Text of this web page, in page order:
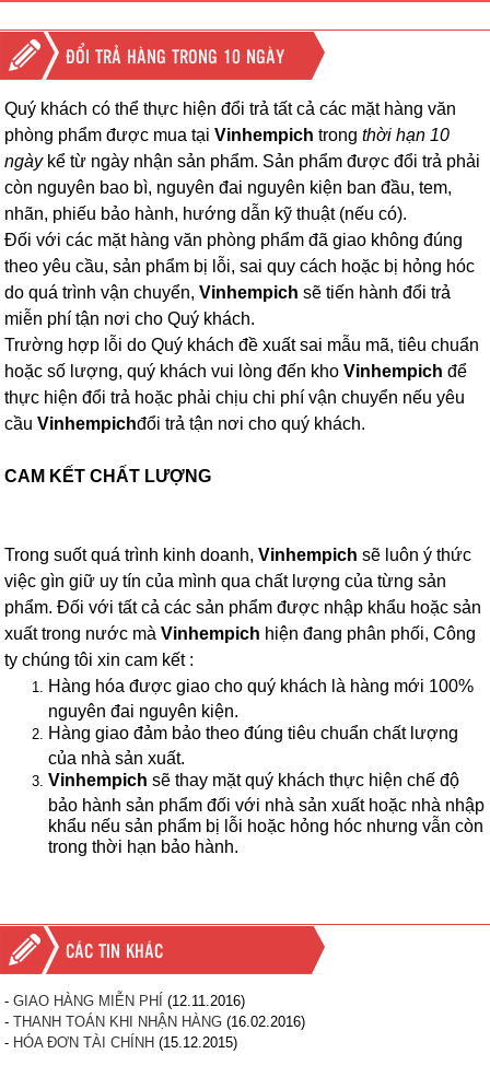
ĐỔI TRẢ HÀNG TRONG 10 NGÀY
Quý khách có thể thực hiện đổi trả tất cả các mặt hàng văn
phòng phẩm được mua tạiVinhempich trong thời hạn 10
ngàykể từ ngày nhận sản phẩm. Sản phẩm được đổi trả phải
còn nguyên bao bì, nguyên đai nguyên kiện ban đầu, tem,
nhãn, phiếu bảo hành, hướng dẫn kỹ thuật (nếu có).
Đối với các mặt hàng văn phòng phẩm đã giao không đúng
theo yêu cầu, sản phẩm bị lỗi, sai quy cách hoặc bị hỏng hóc
do quá trình vận chuyển,Vinhempich sẽ tiến hành đổi trả
miễn phí tận nơi cho Quý khách.
Trường hợp lỗi do Quý khách đề xuất sai mẫu mã, tiêu chuẩn
hoặc số lượng, quý khách vui lòng đến khoVinhempichđể
thực hiện đổi trả hoặc phải chịu chi phí vận chuyển nếu yêu
cầuVinhempichđổi trả tận nơi cho quý khách.
CAM KẾT CHẤT LƯỢNG
Trong suốt quá trình kinh doanh,Vinhempich sẽ luôn ý thức
việc gìn giữ uy tín của mình qua chất lượng của từng sản
phẩm. Đối với tất cả các sản phẩm được nhập khẩu hoặc sản
xuất trong nước màVinhempich hiện đang phân phối, Công
ty chúng tôi xin cam kết :
Hàng hóa được giao cho quý khách là hàng mới 100%
nguyên đai nguyên kiện.
Hàng giao đảm bảo theo đúng tiêu chuẩn chất lượng
của nhà sản xuất.
Vinhempich sẽ thay mặt quý khách thực hiện chế độ
bảo hành sản phẩm đối với nhà sản xuất hoặc nhà nhập
khẩu nếu sản phẩm bị lỗi hoặc hỏng hóc nhưng vẫn còn
trong thời hạn bảo hành.
CÁC TIN KHÁC
-GIAO HÀNG MIỄN PHÍ
(12.11.2016)
-THANH TOÁN KHI NHẬN HÀNG (16.02.2016)
- HÓA ĐƠN TÀI CHÍNH (15.12.2015)